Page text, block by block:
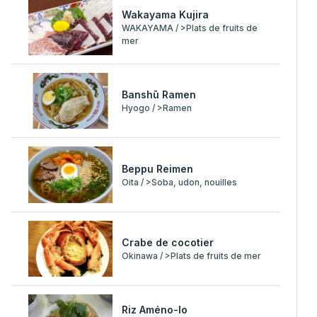
Wakayama Kujira
WAKAYAMA / >Plats de fruits de
mer
Banshū Ramen
Hyogo / >Ramen
Beppu Reimen
Oita / >Soba, udon, nouilles
Crabe de cocotier
Okinawa / >Plats de fruits de mer
Riz Améno-Io